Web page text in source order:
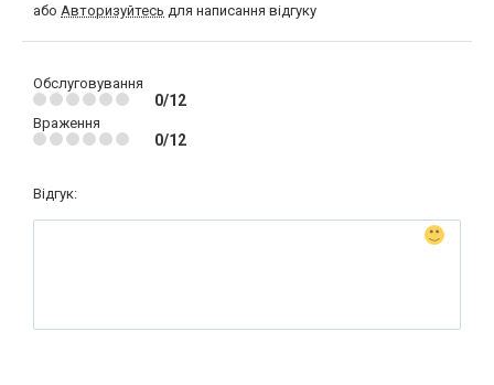
або Авторизуйтесь для написання відгуку
Обслуговування
0/12
Враження
0/12
Відгук: